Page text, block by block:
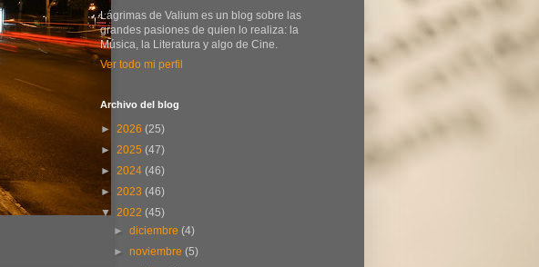
Lágrimas de Valium es un blog sobre las
grandes pasiones de quien lo realiza: la
Música, la Literatura y algo de Cine.
Ver todo mi perfil
Archivo del blog
► 2026 (25)
► 2025 (47)
► 2024 (46)
► 2023 (46)
▼ 2022 (45)
►diciembre(4)
►noviembre(5)